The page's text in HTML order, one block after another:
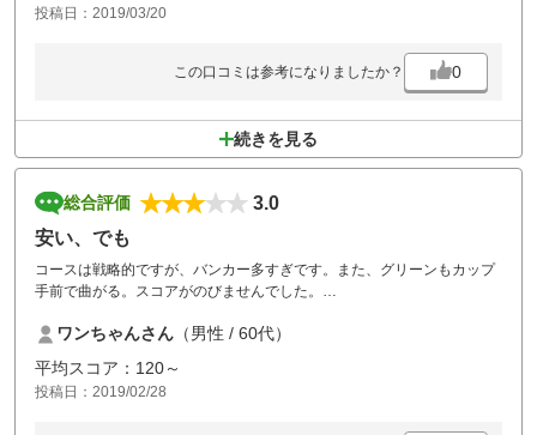
投稿日：2019/03/20
この口コミは参考になりましたか？ 0
続きを見る
総合評価
3.0
安い、でも
コースは戦略的ですが、バンカー多すぎです。また、グリーンもカップ
手前で曲がる。スコアがのびませんでした。
ね。
コスパは非常に気に入っています。
ワンちゃんさん （男性 / 60代）
平均スコア：120～
投稿日：2019/02/28